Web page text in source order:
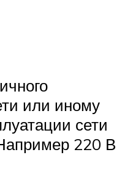
или иному
сети
220 В